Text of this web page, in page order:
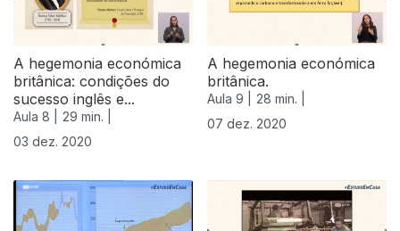
A hegemonia económica
britânica: condições do
sucesso inglês e...
Aula 8 |
29 min. |
03 dez. 2020
A hegemonia económica
britânica.
Aula 9 |
28 min. |
07 dez. 2020
511864